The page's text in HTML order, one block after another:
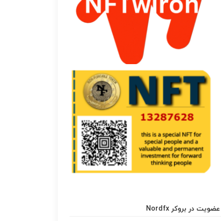
عضویت در بروکر Nordfx